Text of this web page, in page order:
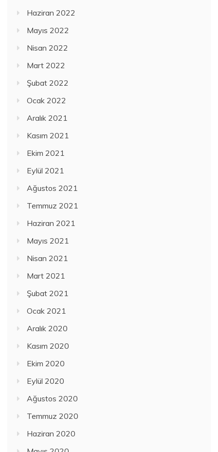
Haziran 2022
Mayıs 2022
Nisan 2022
Mart 2022
Şubat 2022
Ocak 2022
Aralık 2021
Kasım 2021
Ekim 2021
Eylül 2021
Ağustos 2021
Temmuz 2021
Haziran 2021
Mayıs 2021
Nisan 2021
Mart 2021
Şubat 2021
Ocak 2021
Aralık 2020
Kasım 2020
Ekim 2020
Eylül 2020
Ağustos 2020
Temmuz 2020
Haziran 2020